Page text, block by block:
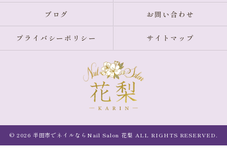
ブログ お問い合わせ
プライバシーポリシー サイトマップ
© 2026 半田市でネイルならNail Salon 花梨 ALL RIGHTS RESERVED.